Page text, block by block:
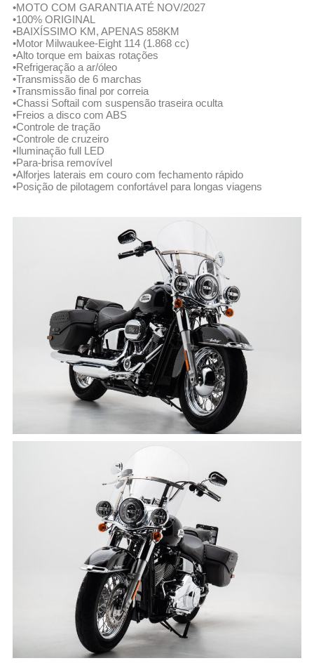
•MOTO COM GARANTIA ATÉ NOV/2027
•100% ORIGINAL
•BAIXÍSSIMO KM, APENAS 858KM
•Motor Milwaukee-Eight 114 (1.868 cc)
•Alto torque em baixas rotações
•Refrigeração a ar/óleo
•Transmissão de 6 marchas
•Transmissão final por correia
•Chassi Softail com suspensão traseira oculta
•Freios a disco com ABS
•Controle de tração
•Controle de cruzeiro
•Iluminação full LED
•Para-brisa removível
•Alforjes laterais em couro com fechamento rápido
•Posição de pilotagem confortável para longas viagens